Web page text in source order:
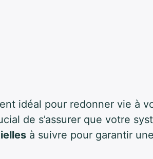
idéal pour redonner vie à
de s’assurer que votre
à suivre pour garantir